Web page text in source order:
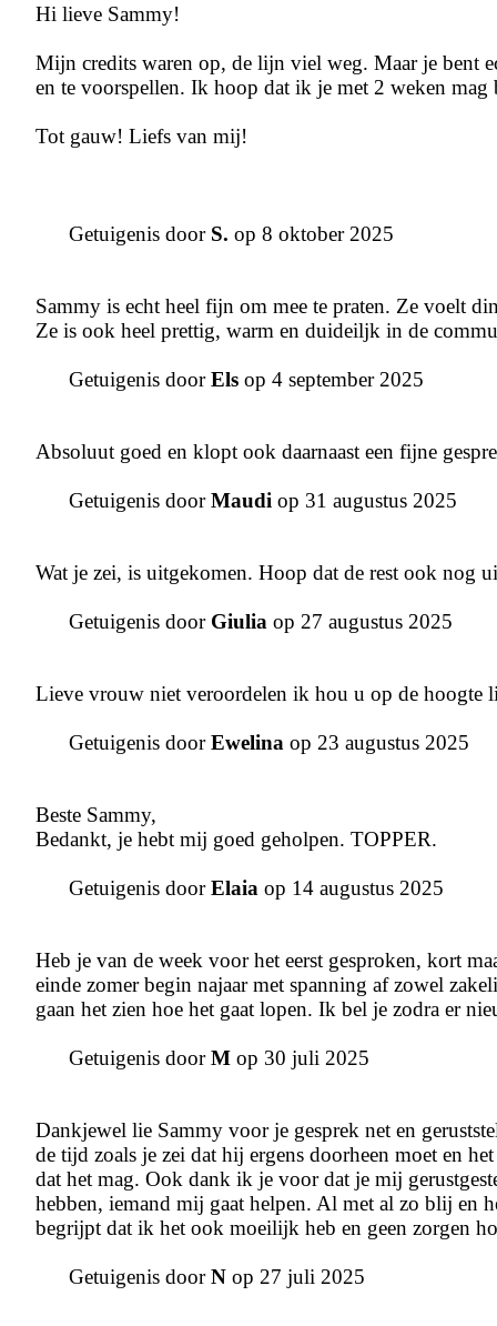
Hi lieve Sammy!
Mijn credits waren op, de lijn viel weg. Maar je bent
en te voorspellen. Ik hoop dat ik je met 2 weken mag
Tot gauw! Liefs van mij!
Getuigenis door S. op 8 oktober 2025
Sammy is echt heel fijn om mee te praten. Ze voelt
Ze is ook heel prettig, warm en duideiljk in de
Getuigenis doorEls op 4 september 2025
Absoluut goed en klopt ook daarnaast een fijne
Getuigenis doorMaudi op 31 augustus 2025
Wat je zei, is uitgekomen. Hoop dat de rest ook nog
Getuigenis door Giulia op 27 augustus 2025
Lieve vrouw niet veroordelen ik hou u op de hoogte
Getuigenis doorEwelina op 23 augustus 2025
Beste Sammy,
Bedankt, je hebt mij goed geholpen. TOPPER.
Getuigenis doorElaia op 14 augustus 2025
Heb je van de week voor het eerst gesproken, kort
einde zomer begin najaar met spanning af zowel
gaan het zien hoe het gaat lopen. Ik bel je zodra er
Getuigenis doorM op 30 juli 2025
Dankjewel lie Sammy voor je gesprek net en
de tijd zoals je zei dat hij ergens doorheen moet en
dat het mag. Ook dank ik je voor dat je mij
hebben, iemand mij gaat helpen. Al met al zo blij en
begrijpt dat ik het ook moeilijk heb en geen zorgen
Getuigenis doorN op 27 juli 2025